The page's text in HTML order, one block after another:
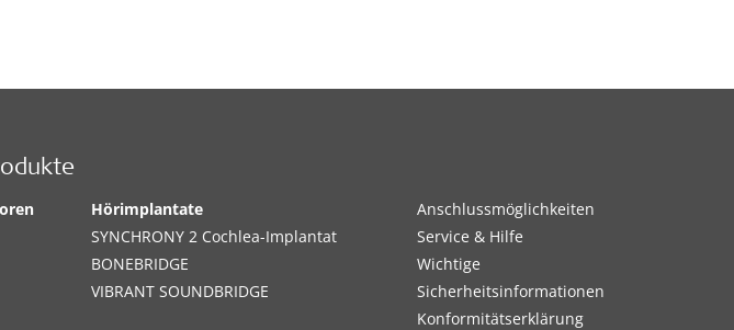
Hörimplantate
SYNCHRONY 2 Cochlea-Implantat
BONEBRIDGE
VIBRANT SOUNDBRIDGE
Anschlussmöglichkeiten
Service & Hilfe
Wichtige
Sicherheitsinformationen
Konformitätserklärung